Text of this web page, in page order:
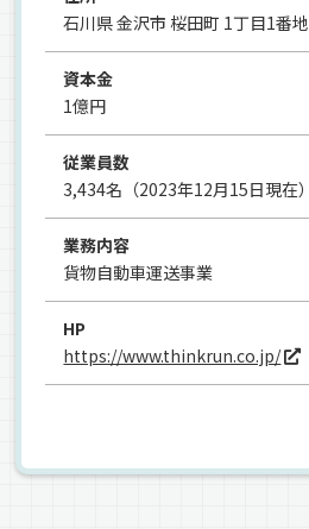
石川県 金沢市 桜田町 1丁目1番地
資本金
1億円
従業員数
3,434名（2023年12月15日現在）
業務内容
貨物自動車運送事業
HP
https://www.thinkrun.co.jp/